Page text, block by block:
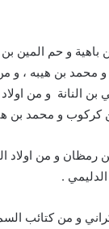
باهية و حم المين
محمد بن هيبه ، و
بن النانة و من
كركوب و محمد بن
رمظان و من اولاد
.
و من كتائب